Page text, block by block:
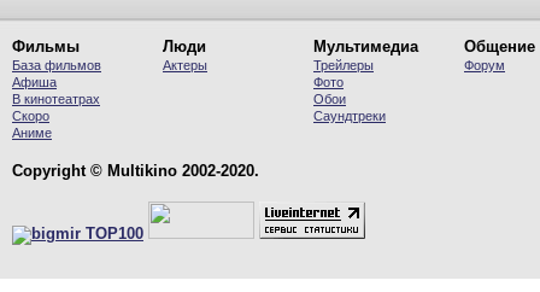
Фильмы
База фильмов
Афиша
В кинотеатрах
Скоро
Аниме
Люди
Актеры
Мультимедиа
Трейлеры
Фото
Обои
Саундтреки
Общение
Форум
Copyright © Multikino 2002-2020.